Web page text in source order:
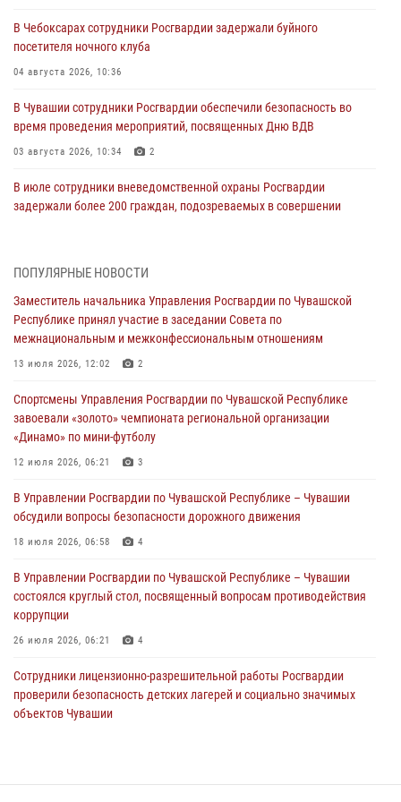
В Чебоксарах сотрудники Росгвардии задержали буйного
посетителя ночного клуба
04 августа 2026, 10:36
В Чувашии сотрудники Росгвардии обеспечили безопасность во
время проведения мероприятий, посвященных Дню ВДВ
03 августа 2026, 10:34 2
В июле сотрудники вневедомственной охраны Росгвардии
задержали более 200 граждан, подозреваемых в совершении
мировой войне 1914-1918 годов
01 августа 2026, 07:19
В Ядрине сотрудники Росгвардии задержали подозреваемого в
01 августа 2026, 06:12
1 августа – День дежурной службы войск национальной гвардии
Российской Федерации
Директор Росгвардии Герой России генерал армии Виктор Золотов
поздравил специалистов подразделений тыла с профессиональным
01 августа 2026, 00:01
ПОПУЛЯРНЫЕ НОВОСТИ
Заместитель начальника Управления Росгвардии по Чувашской
Республике принял участие в заседании Совета по
межнациональным и межконфессиональным отношениям
13 июля 2026, 12:02 2
Спортсмены Управления Росгвардии по Чувашской Республике
завоевали «золото» чемпионата региональной организации
«Динамо» по мини-футболу
12 июля 2026, 06:21 3
В Управлении Росгвардии по Чувашской Республике – Чувашии
обсудили вопросы безопасности дорожного движения
18 июля 2026, 06:58 4
В Управлении Росгвардии по Чувашской Республике – Чувашии
состоялся круглый стол, посвященный вопросам противодействия
коррупции
26 июля 2026, 06:21 4
Сотрудники лицензионно-разрешительной работы Росгвардии
проверили безопасность детских лагерей и социально значимых
объектов Чувашии